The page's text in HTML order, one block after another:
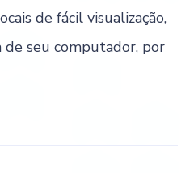
de fácil visualização,
de seu computador, por